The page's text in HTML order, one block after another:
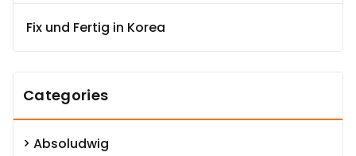
Fix und Fertig in Korea
Categories
Absoludwig